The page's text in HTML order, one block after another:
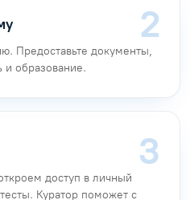
Предоставьте документы,
образование.
доступ в личный
Куратор поможет с